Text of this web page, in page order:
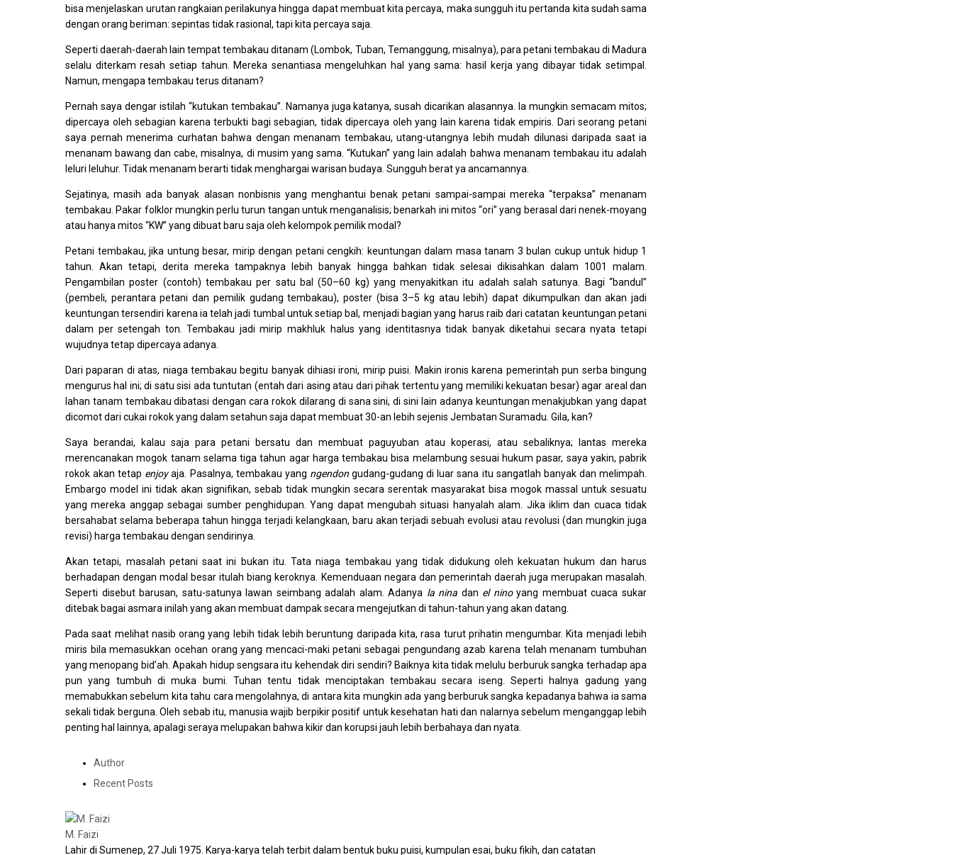
bisa menjelaskan urutan rangkaian perilakunya hingga dapat membuat kita percaya, maka sungguh itu pertanda kita sudah sama
dengan orang beriman: sepintas tidak rasional, tapi kita percaya saja.
Seperti daerah-daerah lain tempat tembakau ditanam (Lombok, Tuban, Temanggung, misalnya), para petani tembakau di Madura
selalu diterkam resah setiap tahun. Mereka senantiasa mengeluhkan hal yang sama: hasil kerja yang dibayar tidak setimpal.
Namun, mengapa tembakau terus ditanam?
Pernah saya dengar istilah “kutukan tembakau”. Namanya juga katanya, susah dicarikan alasannya. Ia mungkin semacam mitos;
dipercaya oleh sebagian karena terbukti bagi sebagian, tidak dipercaya oleh yang lain karena tidak empiris. Dari seorang petani
saya pernah menerima curhatan bahwa dengan menanam tembakau, utang-utangnya lebih mudah dilunasi daripada saat ia
menanam bawang dan cabe, misalnya, di musim yang sama. “Kutukan” yang lain adalah bahwa menanam tembakau itu adalah
leluri leluhur. Tidak menanam berarti tidak menghargai warisan budaya. Sungguh berat ya ancamannya.
Sejatinya, masih ada banyak alasan nonbisnis yang menghantui benak petani sampai-sampai mereka “terpaksa” menanam
tembakau. Pakar folklor mungkin perlu turun tangan untuk menganalisis; benarkah ini mitos “ori” yang berasal dari nenek-moyang
atau hanya mitos “KW” yang dibuat baru saja oleh kelompok pemilik modal?
Petani tembakau, jika untung besar, mirip dengan petani cengkih: keuntungan dalam masa tanam 3 bulan cukup untuk hidup 1
tahun. Akan tetapi, derita mereka tampaknya lebih banyak hingga bahkan tidak selesai dikisahkan dalam 1001 malam.
Pengambilan poster (contoh) tembakau per satu bal (50–60 kg) yang menyakitkan itu adalah salah satunya. Bagi “bandul”
(pembeli, perantara petani dan pemilik gudang tembakau), poster (bisa 3–5 kg atau lebih) dapat dikumpulkan dan akan jadi
keuntungan tersendiri karena ia telah jadi tumbal untuk setiap bal, menjadi bagian yang harus raib dari catatan keuntungan petani
dalam per setengah ton. Tembakau jadi mirip makhluk halus yang identitasnya tidak banyak diketahui secara nyata tetapi
wujudnya tetap dipercaya adanya.
Dari paparan di atas, niaga tembakau begitu banyak dihiasi ironi, mirip puisi. Makin ironis karena pemerintah pun serba bingung
mengurus hal ini; di satu sisi ada tuntutan (entah dari asing atau dari pihak tertentu yang memiliki kekuatan besar) agar areal dan
lahan tanam tembakau dibatasi dengan cara rokok dilarang di sana sini, di sini lain adanya keuntungan menakjubkan yang dapat
dicomot dari cukai rokok yang dalam setahun saja dapat membuat 30-an lebih sejenis Jembatan Suramadu. Gila, kan?
Saya berandai, kalau saja para petani bersatu dan membuat paguyuban atau koperasi, atau sebaliknya; lantas mereka
merencanakan mogok tanam selama tiga tahun agar harga tembakau bisa melambung sesuai hukum pasar, saya yakin, pabrik
rokok akan tetap enjoyaja. Pasalnya, tembakau yang ngendongudang-gudang di luar sana itu sangatlah banyak dan melimpah.
Embargo model ini tidak akan signifikan, sebab tidak mungkin secara serentak masyarakat bisa mogok massal untuk sesuatu
yang mereka anggap sebagai sumber penghidupan. Yang dapat mengubah situasi hanyalah alam. Jika iklim dan cuaca tidak
bersahabat selama beberapa tahun hingga terjadi kelangkaan, baru akan terjadi sebuah evolusi atau revolusi (dan mungkin juga
revisi) harga tembakau dengan sendirinya.
Akan tetapi, masalah petani saat ini bukan itu. Tata niaga tembakau yang tidak didukung oleh kekuatan hukum dan harus
berhadapan dengan modal besar itulah biang keroknya. Kemenduaan negara dan pemerintah daerah juga merupakan masalah.
Seperti disebut barusan, satu-satunya lawan seimbang adalah alam. Adanya la nina dan el ninoyang membuat cuaca sukar
ditebak bagai asmara inilah yang akan membuat dampak secara mengejutkan di tahun-tahun yang akan datang.
Pada saat melihat nasib orang yang lebih tidak lebih beruntung daripada kita, rasa turut prihatin mengumbar. Kita menjadi lebih
miris bila memasukkan ocehan orang yang mencaci-maki petani sebagai pengundang azab karena telah menanam tumbuhan
yang menopang bid’ah. Apakah hidup sengsara itu kehendak diri sendiri? Baiknya kita tidak melulu berburuk sangka terhadap apa
pun yang tumbuh di muka bumi. Tuhan tentu tidak menciptakan tembakau secara iseng. Seperti halnya gadung yang
memabukkan sebelum kita tahu cara mengolahnya, di antara kita mungkin ada yang berburuk sangka kepadanya bahwa ia sama
sekali tidak berguna. Oleh sebab itu, manusia wajib berpikir positif untuk kesehatan hati dan nalarnya sebelum menganggap lebih
penting hal lainnya, apalagi seraya melupakan bahwa kikir dan korupsi jauh lebih berbahaya dan nyata.
Author
Recent Posts
M. Faizi
Lahir di Sumenep, 27 Juli 1975. Karya-karya telah terbit dalam bentuk buku puisi, kumpulan esai, buku fikih, dan catatan